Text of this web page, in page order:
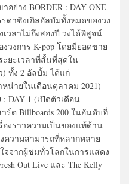
ย่าง BORDER : DAY ONE
ดาซิงเกิลอัลบัมทั้งหมดของวง
วลาไม่ถึงสองปี วงได้พิสูจน์
วงการ K-pop โดยมียอดขาย
ะยะเวลาที่สั้นที่สุดใน
) ทั้ง 2 อัลบั้ม ได้แก่
น่ายในเดือนตุลาคม 2021)
DAY 1 (เปิดตัวเดือน
ต Billboards 200 ในอันดับที่
งราวความเป็นของแท้ด้าน
ความสามารถที่หลากหลาย
จจากผู้ชมทั่วโลกในการแสดง
Out Live และ The Kelly